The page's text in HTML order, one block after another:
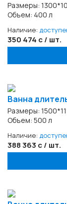
Размеры:
Объем: 400 л
Наличие:
350 474 с / шт.
Ванна
Размеры:
Объем: 500 л
Наличие:
388 363 с / шт.